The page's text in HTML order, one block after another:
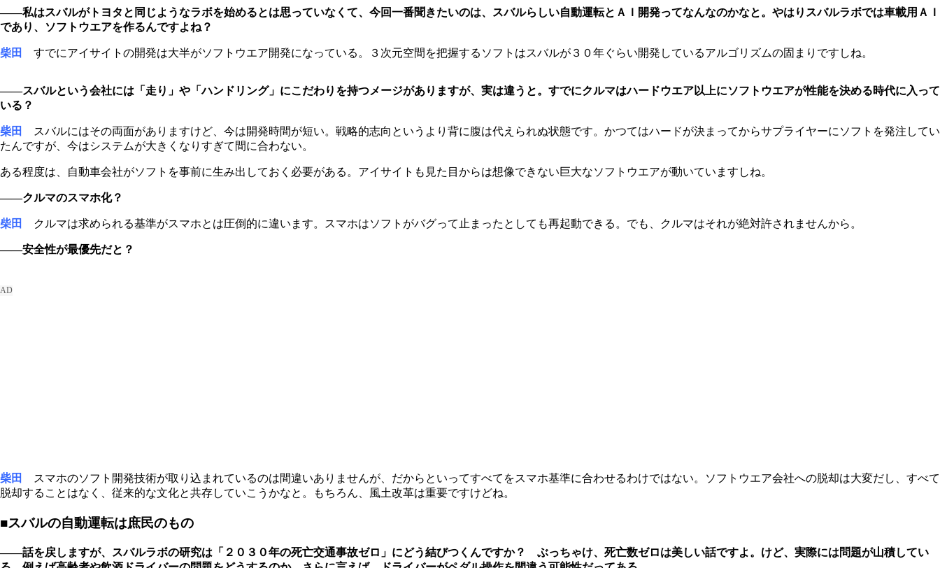
――私はスバルがトヨタと同じようなラボを始めるとは思っていなくて、今回一番聞きたいのは、スバルらしい自動運転とＡＩ開発ってなんなのかなと。やはりスバルラボでは車載用ＡＩ
であり、ソフトウエアを作るんですよね？
柴田 すでにアイサイトの開発は大半がソフトウエア開発になっている。３次元空間を把握するソフトはスバルが３０年ぐらい開発しているアルゴリズムの固まりですしね。
――スバルという会社には「走り」や「ハンドリング」にこだわりを持つメージがありますが、実は違うと。すでにクルマはハードウエア以上にソフトウエアが性能を決める時代に入って
いる？
柴田
スバルにはその両面がありますけど、今は開発時間が短い。戦略的志向というより背に腹は代えられぬ状態です。かつてはハードが決まってからサプライヤーにソフトを発注してい
たんですが、今はシステムが大きくなりすぎて間に合わない。
ある程度は、自動車会社がソフトを事前に生み出しておく必要がある。アイサイトも見た目からは想像できない巨大なソフトウエアが動いていますしね。
――クルマのスマホ化？
柴田 クルマは求められる基準がスマホとは圧倒的に違います。スマホはソフトがバグって止まったとしても再起動できる。でも、クルマはそれが絶対許されませんから。
――安全性が最優先だと？
柴田
スマホのソフト開発技術が取り込まれているのは間違いありませんが、だからといってすべてをスマホ基準に合わせるわけではない。ソフトウエア会社への脱却は大変だし、すべて
脱却することはなく、従来的な文化と共存していこうかなと。もちろん、風土改革は重要ですけどね。
■スバルの自動運転は庶民のもの
――話を戻しますが、スバルラボの研究は「２０３０年の死亡交通事故ゼロ」にどう結びつくんですか？ ぶっちゃけ、死亡数ゼロは美しい話ですよ。けど、実際には問題が山積してい